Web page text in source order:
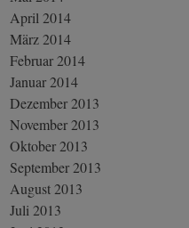
April 2014
März 2014
Februar 2014
Januar 2014
Dezember 2013
November 2013
Oktober 2013
September 2013
August 2013
Juli 2013